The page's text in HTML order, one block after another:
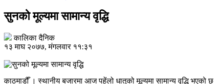
सुनको मूल्यमा सामान्य वृद्धि
कालिका दैनिक
१३ माघ २०७७, मंगलवार ११:३१
काठमाडौँ । स्थानीय बजारमा आज पहेंलो धातुको मूल्यमा सामान्य वृद्धि भएको छ